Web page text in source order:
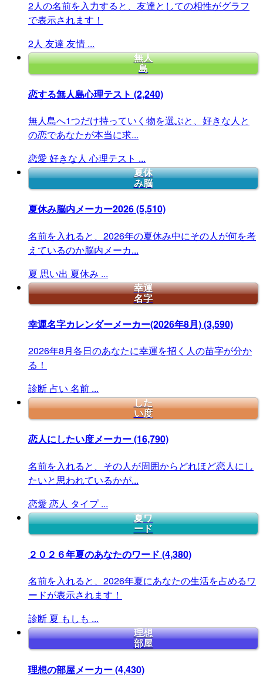
2人の名前を入力すると、友達としての相性がグラフ
で表示されます！
2人 友達 友情 ...
無人
島
恋する無人島心理テスト (2,240)
無人島へ1つだけ持っていく物を選ぶと、好きな人と
の恋であなたが本当に求...
恋愛 好きな人 心理テスト ...
夏休
み脳
夏休み脳内メーカー2026(5,510)
名前を入れると、2026年の夏休み中にその人が何を考
えているのか脳内メーカ...
夏 思い出 夏休み ...
幸運
名字
幸運名字カレンダーメーカー(2026年8月)(3,590)
2026年8月各日のあなたに幸運を招く人の苗字が分か
る！
診断 占い 名前 ...
した
い度
恋人にしたい度メーカー(16,790)
名前を入れると、その人が周囲からどれほど恋人にし
たいと思われているかが...
恋愛 恋人 タイプ ...
夏ワ
ード
２０２６年夏のあなたのワード (4,380)
名前を入れると、2026年夏にあなたの生活を占めるワ
ードが表示されます！
診断 夏 もしも ...
理想
部屋
理想の部屋メーカー(4,430)